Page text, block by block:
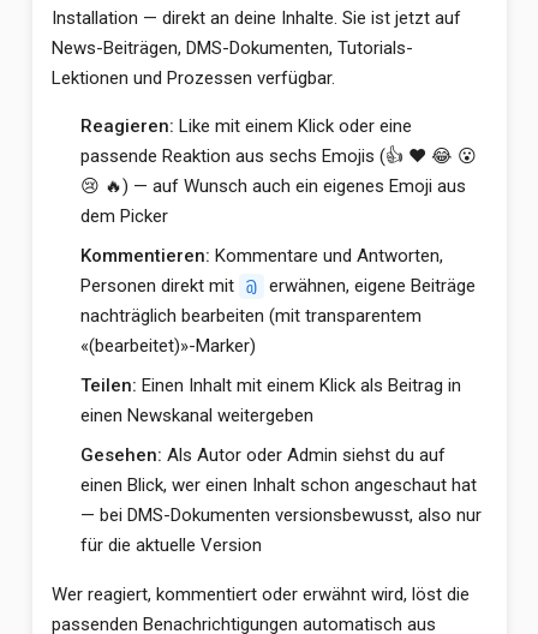
Installation — direkt an deine Inhalte. Sie ist jetzt auf
News-Beiträgen, DMS-Dokumenten, Tutorials-
Lektionen und Prozessen verfügbar.
Reagieren: Like mit einem Klick oder eine
passende Reaktion aus sechs Emojis (👍 ❤️ 😂 😮
😢 🔥) — auf Wunsch auch ein eigenes Emoji aus
dem Picker
Kommentieren: Kommentare und Antworten,
Personen direkt mit @
erwähnen, eigene Beiträge
nachträglich bearbeiten (mit transparentem
«(bearbeitet)»-Marker)
Teilen: Einen Inhalt mit einem Klick als Beitrag in
einen Newskanal weitergeben
Gesehen: Als Autor oder Admin siehst du auf
einen Blick, wer einen Inhalt schon angeschaut hat
— bei DMS-Dokumenten versionsbewusst, also nur
für die aktuelle Version
Wer reagiert, kommentiert oder erwähnt wird, löst die
passenden Benachrichtigungen automatisch aus